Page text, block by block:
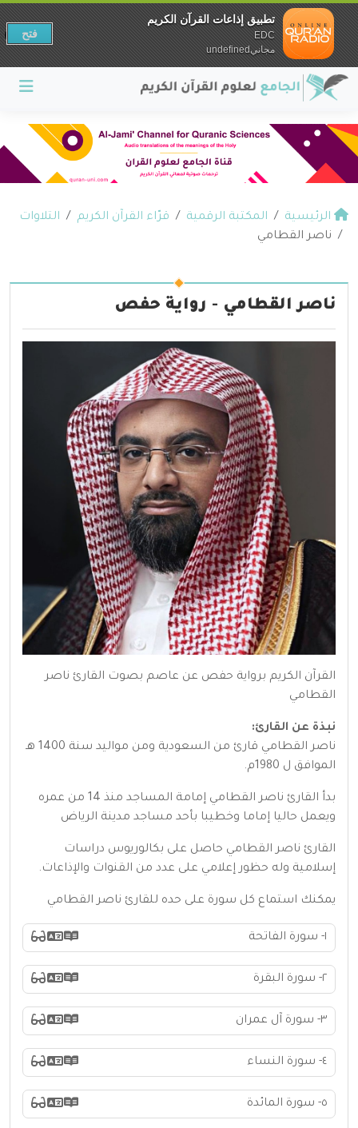
الرئيسية المكتبة الرقمية قرّاء القرآن الكريم
التلاوات
ناصر القطامي
ناصر القطامي - رواية حفص
القرآن الكريم برواية حفص عن عاصم بصوت القارئ ناصر
القطامي
نبذة عن القارئ:
ناصر القطامي قارئ من السعودية ومن مواليد سنة 1400 هـ
الموافق ل 1980م.
بدأ القارئ ناصر القطامي إمامة المساجد منذ 14 من عمره
ويعمل حاليا إماما وخطيبا بأحد مساجد مدينة الرياض
القارئ ناصر القطامي حاصل على بكالوريوس دراسات
إسلامية وله حظور إعلامي على عدد من القنوات والإذاعات.
يمكنك استماع كل سورة على حده للقارئ ناصر القطامي
١- سورة الفاتحة
٢- سورة البقرة
٣- سورة آل عمران
٤- سورة النساء
٥- سورة المائدة
تطبيق إذاعات القرآن الكريم
EDC
مجانيundefined
فتح